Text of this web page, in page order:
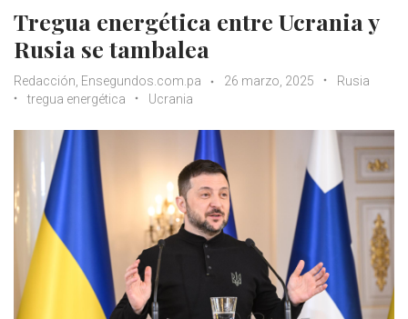
Tregua energética entre Ucrania y
Rusia se tambalea
Redacción, Ensegundos.com.pa 26 marzo, 2025
Rusia
tregua energética
Ucrania